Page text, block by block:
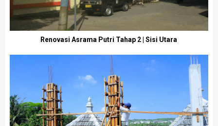
Renovasi Asrama Putri Tahap 2 | Sisi Utara